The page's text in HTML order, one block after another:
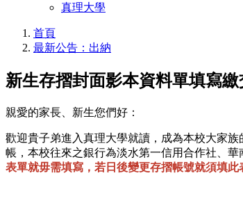
真理大學
首頁
最新公告：出納
新生存摺封面影本資料單填寫
親愛的家長、新生您們好：
歡迎貴子弟進入真理大學就讀，成為本校大家
帳，本校往來之銀行為淡水第一信用合作社、
表單就毋需填寫，若日後變更存摺帳號就須填此